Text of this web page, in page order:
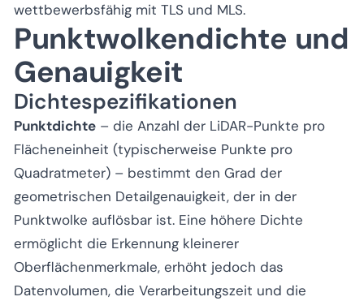
wettbewerbsfähig mit TLS und MLS.
Punktwolkendichte und
Genauigkeit
Dichtespezifikationen
Punktdichte – die Anzahl der LiDAR-Punkte pro
Flächeneinheit (typischerweise Punkte pro
Quadratmeter) – bestimmt den Grad der
geometrischen Detailgenauigkeit, der in der
Punktwolke auflösbar ist. Eine höhere Dichte
ermöglicht die Erkennung kleinerer
Oberflächenmerkmale, erhöht jedoch das
Datenvolumen, die Verarbeitungszeit und die